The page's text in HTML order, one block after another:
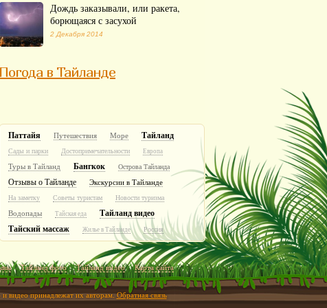
Дождь заказывали, или ракета,
борющаяся с засухой
2 Декабря 2014
Погода в Тайланде
Паттайя Путешествия Море Тайланд
Сады и парки Достопримечательности Европа
Туры в Тайланд Бангкок Острова Тайланда
Отзывы о Тайланде Экскурсии в Тайланде
На заметку Советы туристам Новости туризма
Водопады Тайская еда
Тайланд видео
Тайский массаж
Жилье в Тайланде Россия
Тайланд фото Тайланд видео Карта сайта
и видео принадлежат их авторам.Обратная связь